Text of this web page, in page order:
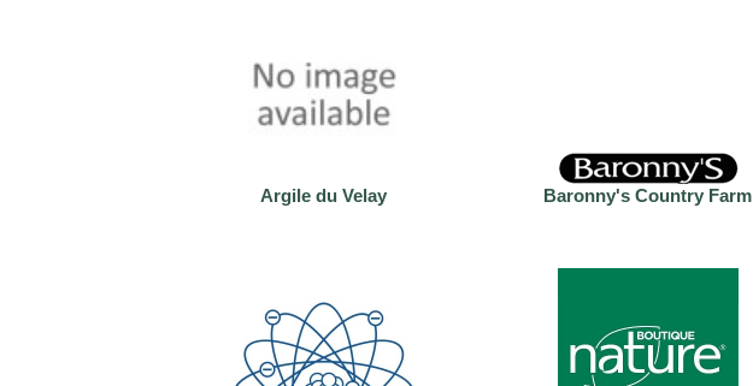
Argile du Velay Baronny's Country Farm